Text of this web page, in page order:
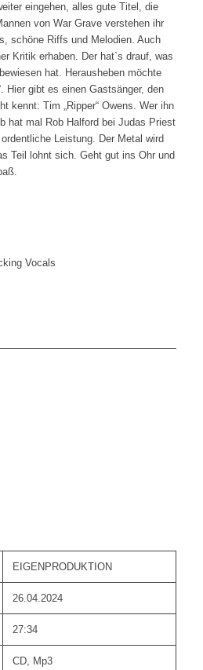
eingehen, alles gute Titel, die
von War Grave verstehen ihr
schöne Riffs und Melodien. Auch
Kritik erhaben. Der hat`s drauf, was
hat. Herausheben möchte
Hier gibt es einen Gastsänger, den
kennt: Tim „Ripper“ Owens. Wer ihn
hat mal Rob Halford bei Judas Priest
Leistung. Der Metal wird
Teil lohnt sich. Geht gut ins Ohr und
Vocals
EIGENPRODUKTION
26.04.2024
27:34
CD, Mp3